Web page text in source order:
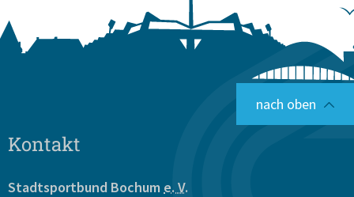
nach oben
Kontakt
Stadtsportbund Bochum e. V.